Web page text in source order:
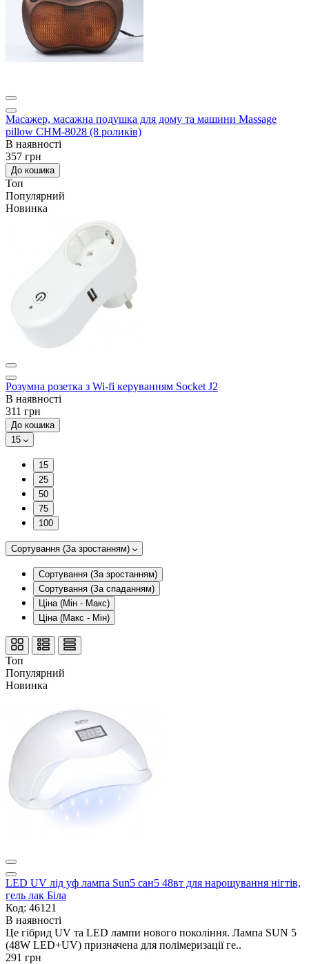
Масажер, масажна подушка для дому та машини Massage
pillow CHM-8028 (8 роликів)
В наявності
357 грн
До кошика
Топ
Популярний
Новинка
Розумна розетка з Wi-fi керуванням Socket J2
В наявності
311 грн
До кошика
15
15
25
50
75
100
Сортування (За зростанням)
Сортування (За зростанням)
Сортування (За спаданням)
Ціна (Мін - Макс)
Ціна (Макс - Мін)
Топ
Популярний
Новинка
LED UV лід уф лампа Sun5 сан5 48вт для нарощування нігтів,
гель лак Біла
Код: 46121
В наявності
Це гібрид UV та LED лампи нового покоління. Лампа SUN 5
(48W LED+UV) призначена для полімеризації ге..
291 грн